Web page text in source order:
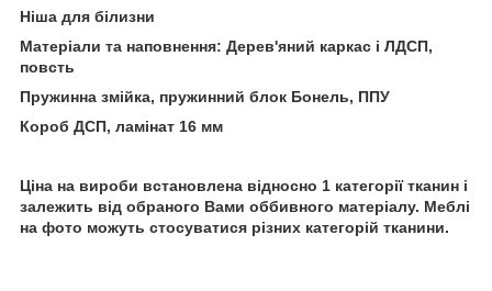
Ніша для білизни
Матеріали та наповнення: Дерев'яний каркас і ЛДСП,
повсть
Пружинна змійка, пружинний блок Бонель, ППУ
Короб ДСП, ламінат 16 мм
Ціна на вироби встановлена ​​відносно 1 категорії тканин і
залежить від обраного Вами оббивного матеріалу. Меблі
на фото можуть стосуватися різних категорій тканини.